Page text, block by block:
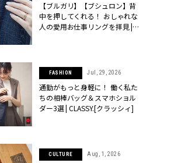
【ブルガリ】【ブシュロン】背
中を押してくれる！ おしゃれな
人の愛用お仕事リングを拝見 |
FASHION Jul, 29, 2026
通勤がもっと身軽に！ 働く私た
ちの相棒バッグ＆スマホショル
ダー3選 | CLASSY.[クラッシィ]
CULTURE Aug, 1, 2026